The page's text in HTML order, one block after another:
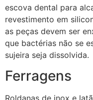
escova dental para
revestimento em
as peças devem ser
que bactérias não se
sujeira seja dissolvida.
Ferragens